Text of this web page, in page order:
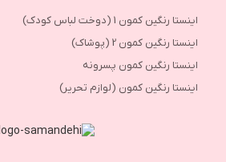
اینستا رنگین کمون 1 (دوخت لباس کودک)
اینستا رنگین کمون 2 (پوشاک)
اینستا رنگین کمون پسرونه
اینستا رنگین کمون (لوازم تحریر)